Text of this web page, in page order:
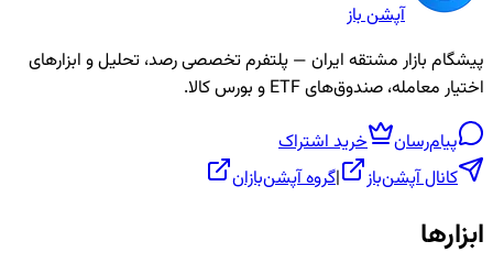
آپشن باز
پیشگام بازار مشتقه ایران — پلتفرم تخصصی رصد، تحلیل و ابزارهای
اختیار معامله، صندوق‌های ETF و بورس کالا.
پیام‌رسان
خرید اشتراک
کانال آپشن‌باز
|گروه آپشن‌بازان
ابزارها